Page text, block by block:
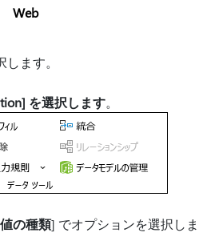
Web
ます。
を選択します。
の種類] でオプションを選択しま